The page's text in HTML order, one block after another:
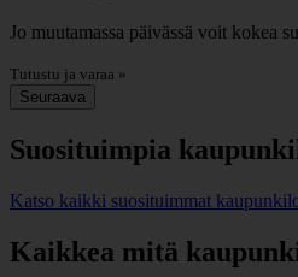
Jo muutamassa päivässä voit kokea
Tutustu ja varaa »
Seuraava
Suosituimpia
Katso kaikki suosituimmat
Kaikkea mitä